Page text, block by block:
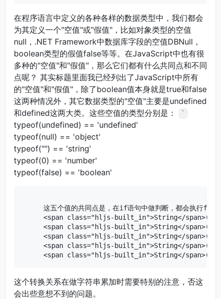
在程序语言中定义的各种各样的数据类型中，我们都会
为其定义一个"空值"或"假值"，比如对象类型的空值
null，.NET Framework中数据库字段的空值DBNull，
boolean类型的假值false等等。在JavaScript中也有很
多种的"空值"和"假值"，那么它们都有什么共同点和不同
点呢？ 其实标题里面我已经列出了JavaScript中所有
的"空值"和"假值"，除了boolean值本身就是true和false
这两种情况外，其它数据类型的"空值"主要是undefined
和defined这两大类。这些空值的类型分别是：
`
typeof(undefined) == 'undefined'
typeof(null) == 'object'
typeof("") == 'string'
typeof(0) == 'number'
typeof(false) == 'boolean'
这五个值的共同点是，在if语句中做判断，都会执行
<span class="hljs-built_in">String</
<span class="hljs-built_in">String</
<span class="hljs-built_in">String</
<span class="hljs-built_in">String</
<span class="hljs-built_in">String</
这个转换关系在做字符串累加时需要特别的注意，否这
会出些意想不到的问题。